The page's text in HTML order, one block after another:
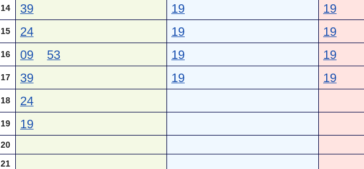
14 39 19 19
15 24 19 19
16 09 53 19 19
17 39 19 19
18 24
19 19
20
21